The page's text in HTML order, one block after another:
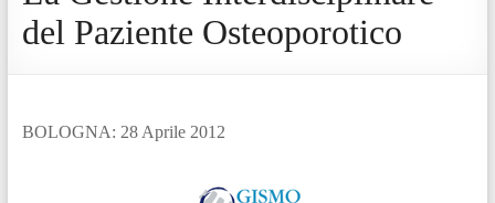
del Paziente Osteoporotico
BOLOGNA: 28 Aprile 2012